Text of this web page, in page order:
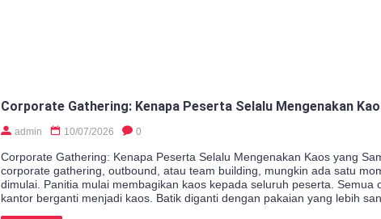
Corporate Gathering: Kenapa Peserta Selalu Mengenakan
admin 10/07/2026 0
Corporate Gathering: Kenapa Peserta Selalu Mengenakan Kaos yang
corporate gathering, outbound, atau team building, mungkin ada satu
dimulai. Panitia mulai membagikan kaos kepada seluruh peserta. Semua
kantor berganti menjadi kaos. Batik diganti dengan pakaian yang lebih